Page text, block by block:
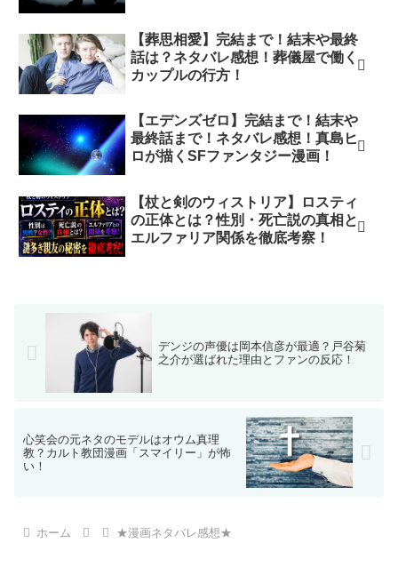
【葬思相愛】完結まで！結末や最終
話は？ネタバレ感想！葬儀屋で働く
カップルの行方！
【エデンズゼロ】完結まで！結末や
最終話まで！ネタバレ感想！真島ヒ
ロが描くSFファンタジー漫画！
【杖と剣のウィストリア】ロスティ
の正体とは？性別・死亡説の真相と
エルファリア関係を徹底考察！
デンジの声優は岡本信彦が最適？戸谷菊
之介が選ばれた理由とファンの反応！
心笑会の元ネタのモデルはオウム真理
教？カルト教団漫画「スマイリー」が怖
い！
ホーム ★漫画ネタバレ感想★